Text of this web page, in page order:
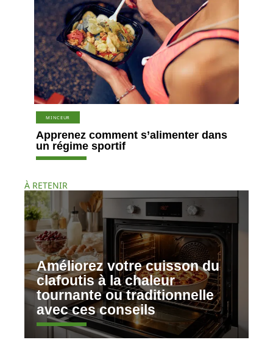
MINCEUR
Apprenez comment s’alimenter dans
un régime sportif
À RETENIR
Améliorez votre cuisson du
clafoutis à la chaleur
tournante ou traditionnelle
avec ces conseils